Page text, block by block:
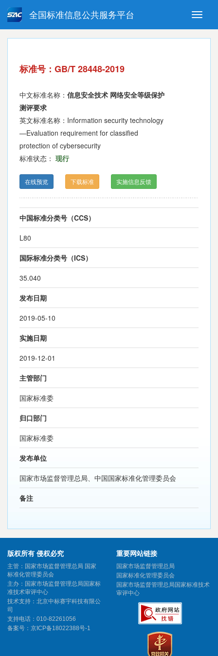
Toggle
全国标准信息公共服务平台
强制性国家标准 推荐性国家标准
指导性技术文件 (National standards in foreign
标准号：GB/T 28448-2019
中文标准名称： 信息安全技术 网络安全等级保护
测评要求
英文标准名称：Information security technology
—Evaluation requirement for classified
protection of cybersecurity
标准状态： 现行
在线预览 下载标准 实施信息反馈
中国标准分类号（CCS）
L80
国际标准分类号（ICS）
35.040
发布日期
2019-05-10
实施日期
2019-12-01
主管部门
国家标准委
归口部门
国家标准委
发布单位
国家市场监督管理总局、中国国家标准化管理委员会
备注
版权所有 侵权必究
主管：国家市场监督管理总局 国家
标准化管理委员会
主办：国家市场监督管理总局国家标
准技术审评中心
技术支持：北京中标赛宇科技有限公
司
支持电话：010-82261056
备案号： 京ICP备18022388号-1
重要网站链接
国家市场监督管理总局
国家标准化管理委员会
国家市场监督管理总局国家标准技术
审评中心